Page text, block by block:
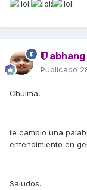
abhang
Publicado
Chulma,
te cambio una
entendimiento en
Saludos.